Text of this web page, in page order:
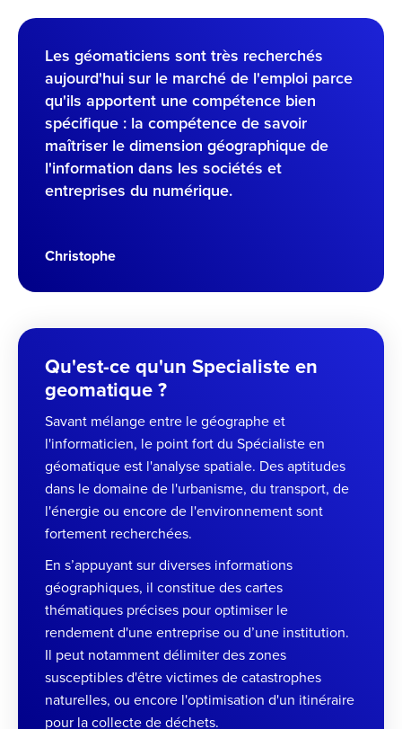
Les géomaticiens sont très recherchés
aujourd'hui sur le marché de l'emploi parce
qu'ils apportent une compétence bien
spécifique : la compétence de savoir
maîtriser le dimension géographique de
l'information dans les sociétés et
entreprises du numérique.
Christophe
Qu'est-ce qu'un Specialiste en
geomatique ?
Savant mélange entre le géographe et
l'informaticien, le point fort du Spécialiste en
géomatique est l'analyse spatiale. Des aptitudes
dans le domaine de l'urbanisme, du transport, de
l'énergie ou encore de l'environnement sont
fortement recherchées.
En s’appuyant sur diverses informations
géographiques, il constitue des cartes
thématiques précises pour optimiser le
rendement d'une entreprise ou d’une institution.
Il peut notamment délimiter des zones
susceptibles d'être victimes de catastrophes
naturelles, ou encore l'optimisation d'un itinéraire
pour la collecte de déchets.